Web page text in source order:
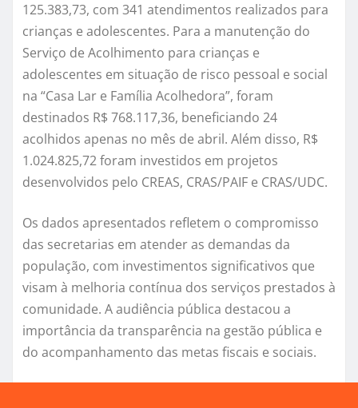
125.383,73, com 341 atendimentos realizados para
crianças e adolescentes. Para a manutenção do
Serviço de Acolhimento para crianças e
adolescentes em situação de risco pessoal e social
na “Casa Lar e Família Acolhedora”, foram
destinados R$ 768.117,36, beneficiando 24
acolhidos apenas no mês de abril. Além disso, R$
1.024.825,72 foram investidos em projetos
desenvolvidos pelo CREAS, CRAS/PAIF e CRAS/UDC.
Os dados apresentados refletem o compromisso
das secretarias em atender as demandas da
população, com investimentos significativos que
visam à melhoria contínua dos serviços prestados à
comunidade. A audiência pública destacou a
importância da transparência na gestão pública e
do acompanhamento das metas fiscais e sociais.